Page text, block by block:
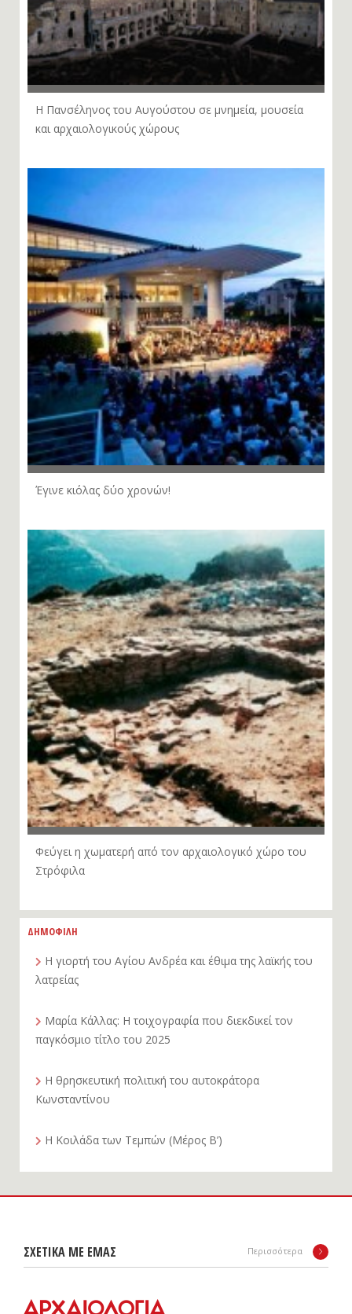
Η Πανσέληνος του Αυγούστου σε μνημεία, μουσεία
και αρχαιολογικούς χώρους
Έγινε κιόλας δύο χρονών!
Φεύγει η χωματερή από τον αρχαιολογικό χώρο του
Στρόφιλα
ΔΗΜΟΦΙΛΗ
Η γιορτή του Αγίου Ανδρέα και έθιμα της λαϊκής του
λατρείας
Μαρία Κάλλας: Η τοιχογραφία που διεκδικεί τον
παγκόσμιο τίτλο του 2025
Η θρησκευτική πολιτική του αυτοκράτορα
Κωνσταντίνου
Η Κοιλάδα των Τεμπών (Μέρος Β’)
ΣΧΕΤΙΚΑ ΜΕ ΕΜΑΣ Περισσότερα